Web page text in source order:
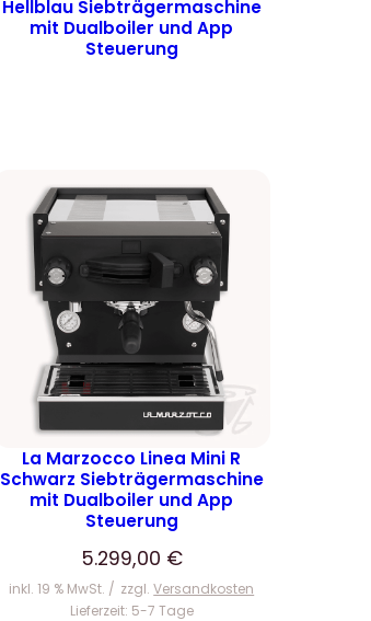
Hellblau Siebträgermaschine
mit Dualboiler und App
Steuerung
La Marzocco Linea Mini R
Schwarz Siebträgermaschine
mit Dualboiler und App
Steuerung
5.299,00 €
inkl. 19 % MwSt. zzgl.Versandkosten
Lieferzeit: 5-7 Tage